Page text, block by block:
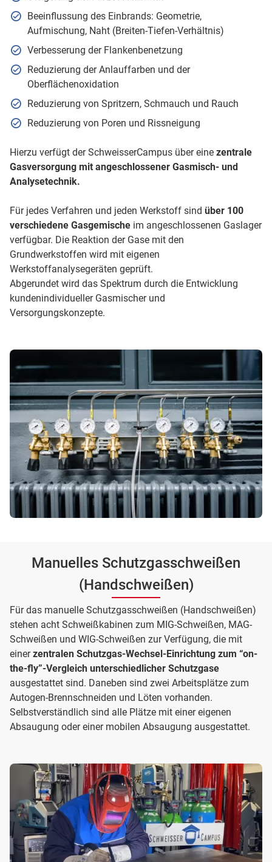
Beeinflussung des Einbrands: Geometrie,
Aufmischung, Naht (Breiten-Tiefen-Verhältnis)
Verbesserung der Flankenbenetzung
Reduzierung der Anlauffarben und der
Oberflächenoxidation
Reduzierung von Spritzern, Schmauch und Rauch
Reduzierung von Poren und Rissneigung
Hierzu verfügt der SchweisserCampus über eine zentrale
Gasversorgung mit angeschlossener Gasmisch- und
Analysetechnik.
Für jedes Verfahren und jeden Werkstoff sind über 100
verschiedene Gasgemische im angeschlossenen Gaslager
verfügbar. Die Reaktion der Gase mit den
Grundwerkstoffen wird mit eigenen
Werkstoffanalysegeräten geprüft.
Abgerundet wird das Spektrum durch die Entwicklung
kundenindividueller Gasmischer und
Versorgungskonzepte.
Manuelles Schutzgasschweißen
(Handschweißen)
Für das manuelle Schutzgasschweißen (Handschweißen)
stehen acht Schweißkabinen zum MIG-Schweißen, MAG-
Schweißen und WIG-Schweißen zur Verfügung, die mit
einerzentralen Schutzgas-Wechsel-Einrichtung zum “on-
the-fly”-Vergleich unterschiedlicher Schutzgase
ausgestattet sind. Daneben sind zwei Arbeitsplätze zum
Autogen-Brennschneiden und Löten vorhanden.
Selbstverständlich sind alle Plätze mit einer eigenen
Absaugung oder einer mobilen Absaugung ausgestattet.